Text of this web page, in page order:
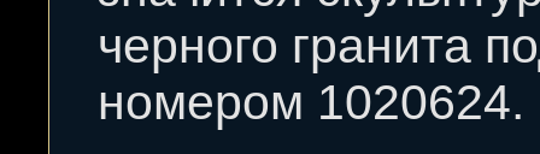
черного гранита
номером 1020624.